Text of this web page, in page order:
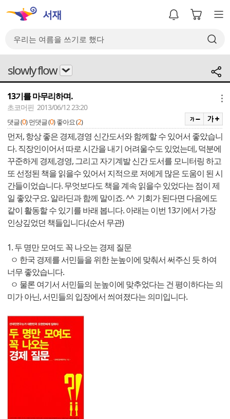
slowly flow
13기를 마무리하며.
초코머핀 2013/06/12 23:20
댓글 (0) 먼댓글 (0) 좋아요 (2)
먼저, 항상 좋은 경제,경영 신간도서와 함께할 수 있어서 좋았습니
다. 직장인이어서 따로 시간을 내기 어려울수도 있었는데, 덕분에
꾸준하게 경제,경영, 그리고 자기계발 신간 도서를 모니터링 하고
또 선정된 책을 읽을수 있어서 지적으로 저에게 많은 도움이 된 시
간들이었습니다. 무엇보다도 책을 계속 읽을수 있었다는 점이 제
일 좋았구요. 알라딘과 함께 말이죠. ^^ 기회가 된다면 다음에도
같이 활동할 수 있기를 바래 봅니다. 아래는 이번 13기에서 가장
인상깊었던 책들입니다.(순서 무관)
1. 두 명만 모여도 꼭 나오는 경제 질문
ㅇ 한국 경제를 서민들을 위한 눈높이에 맞춰서 써주신 듯 하여
너무 좋았습니다.
ㅇ 물론 여기서 서민들의 눈높이에 맞추었다는 건 평이하다는 의
미가 아닌, 서민들의 입장에서 씌여졌다는 의미입니다.